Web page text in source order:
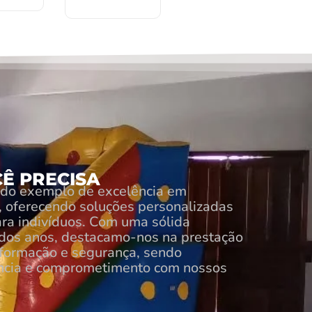
PRECISA
exemplo de excelência em
soluções personalizadas
indivíduos. Com uma sólida
anos, destacamo-nos na prestação
e segurança, sendo
e comprometimento com nossos